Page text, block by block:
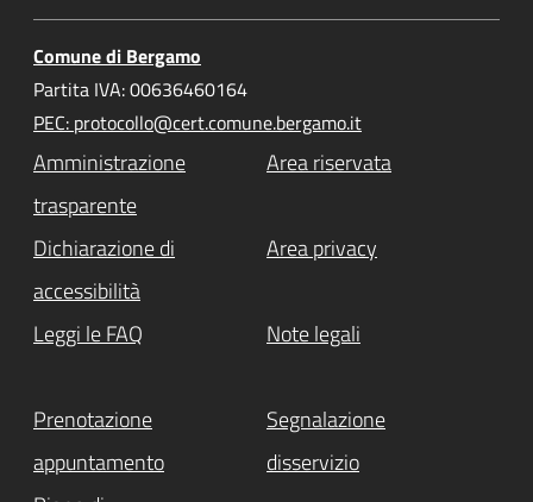
Comune di Bergamo
Partita IVA: 00636460164
PEC: protocollo@cert.comune.bergamo.it
Amministrazione
trasparente
Area riservata
Dichiarazione di
accessibilità
Area privacy
Leggi le FAQ Note legali
Prenotazione
appuntamento
Segnalazione
disservizio